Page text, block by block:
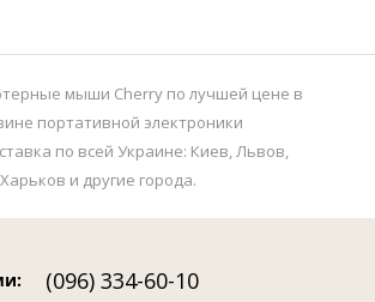
мыши Cherry по лучшей цене в
портативной электроники
по всей Украине: Киев, Львов,
и другие города.
:
(096) 334-60-10